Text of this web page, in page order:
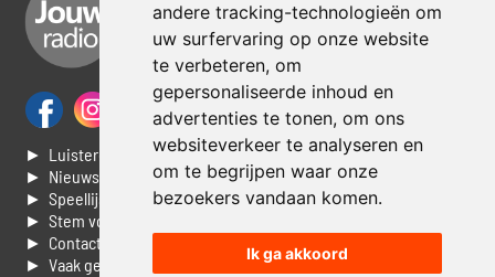
andere tracking-technologieën om
uw surfervaring op onze website
te verbeteren, om
gepersonaliseerde inhoud en
advertenties te tonen, om ons
websiteverkeer te analyseren en
om te begrijpen waar onze
bezoekers vandaan komen.
Ik ga akkoord
► Luisteren naar Jouwradio
► Nieuws
► Speellijst
► Stem voor de Dag top 3
► Contacteer ons
► Vaak gestelde vragen